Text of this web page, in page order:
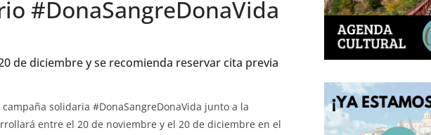
#DonaSangreDonaVida
de diciembre y se recomienda reservar cita previa
solidaria #DonaSangreDonaVida junto a la
entre el 20 de noviembre y el 20 de diciembre en el